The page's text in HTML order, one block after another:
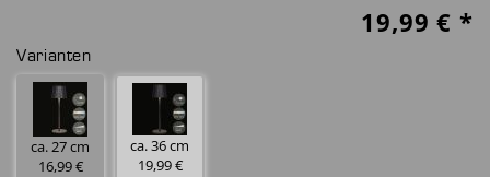
19,99 € *
Varianten
ca. 27 cm
16,99 €
ca. 36 cm
19,99 €